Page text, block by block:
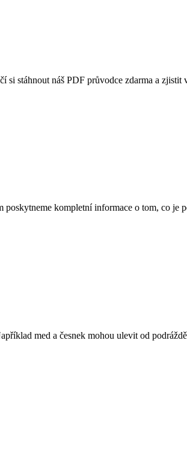
stáhnout náš PDF průvodce zdarma a
kompletní informace o tom, co je
med a česnek mohou ulevit od